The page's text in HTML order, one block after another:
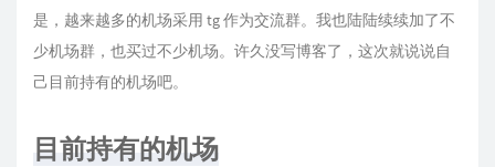
是，越来越多的机场采用 tg 作为交流群。我也陆陆续续加了不
少机场群，也买过不少机场。许久没写博客了，这次就说说自
己目前持有的机场吧。
目前持有的机场